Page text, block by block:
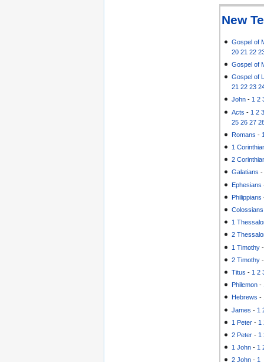
New
Gospel of
20 21 22
Gospel of
Gospel of
21 22 23
John - 1 2
Acts - 1 2
25 26 27
Romans -
1
2
Galatians
Ephesians
Philippians
Colossians
1
2
1 Timothy
2 Timothy
Titus - 1 2
Philemon -
Hebrews -
James - 1
1 Peter - 1
2 Peter - 1
1 John - 1
2 John - 1